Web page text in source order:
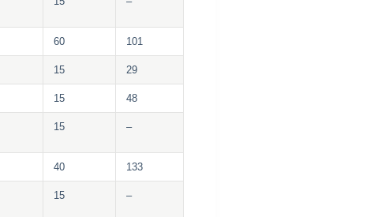
60 101
15 29
15 48
15 –
40 133
15 –